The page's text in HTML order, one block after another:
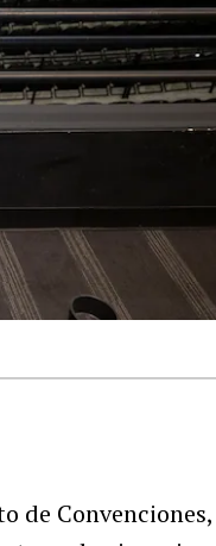
de Convenciones,